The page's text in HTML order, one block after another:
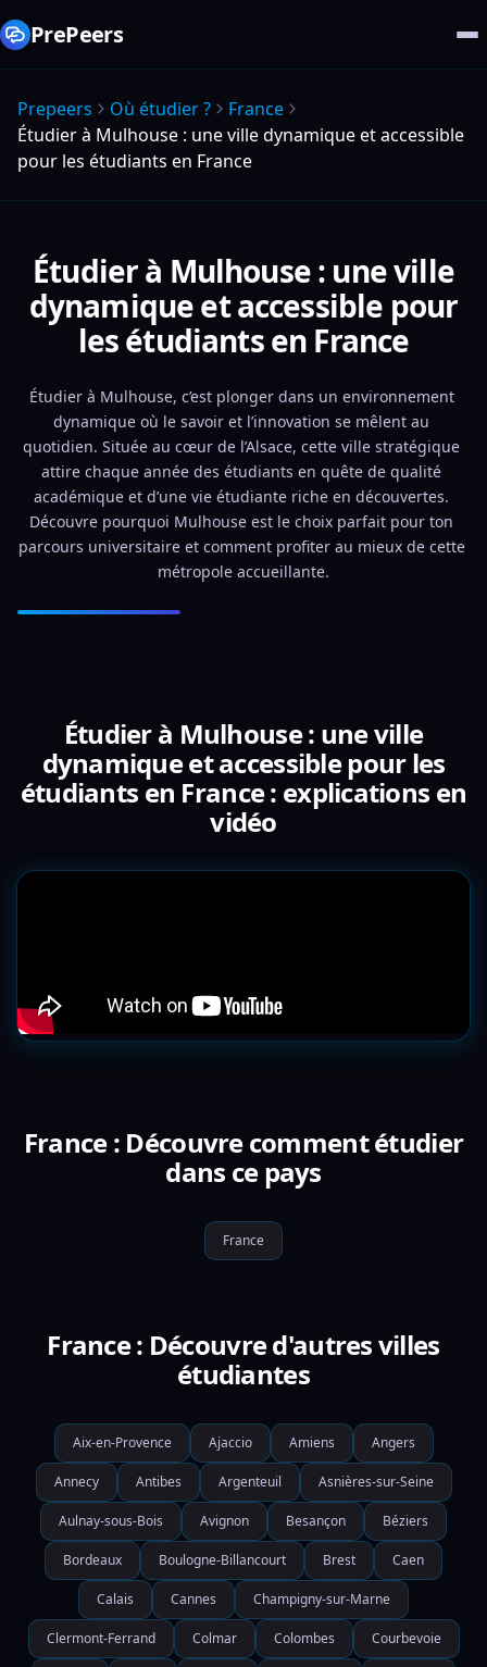
PrePeers
Prepeers Où étudier ?
France
Étudier à Mulhouse : une ville dynamique et accessible
pour les étudiants en France
Étudier à Mulhouse : une ville
dynamique et accessible pour
les étudiants en France
Étudier à Mulhouse, c’est plonger dans un environnement
dynamique où le savoir et l’innovation se mêlent au
quotidien. Située au cœur de l’Alsace, cette ville stratégique
attire chaque année des étudiants en quête de qualité
académique et d’une vie étudiante riche en découvertes.
Découvre pourquoi Mulhouse est le choix parfait pour ton
parcours universitaire et comment profiter au mieux de cette
métropole accueillante.
Étudier à Mulhouse : une ville
dynamique et accessible pour les
étudiants en France : explications en
vidéo
France : Découvre comment étudier
dans ce pays
France
France : Découvre d'autres villes
étudiantes
Aix-en-Provence Ajaccio Amiens Angers
Annecy Antibes Argenteuil Asnières-sur-Seine
Aulnay-sous-Bois Avignon Besançon Béziers
Bordeaux Boulogne-Billancourt Brest Caen
Calais Cannes Champigny-sur-Marne
Clermont-Ferrand Colmar Colombes Courbevoie